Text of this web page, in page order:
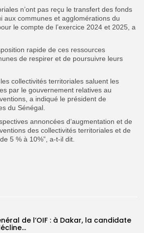
n’ont pas reçu le transfert des fonds
aux communes et agglomérations du
le compte de l’exercice 2024 et 2025, a
rapide de ces ressources
de respirer et de poursuivre leurs
collectivités territoriales saluent les
par le gouvernement relatives au
a indiqué le président de
du Sénégal.
annoncées d’augmentation et de
des collectivités territoriales et de
5 % à 10%”, a-t-il dit.
de l’OIF : à Dakar, la candidate